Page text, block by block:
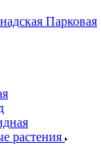
Парковая
растения